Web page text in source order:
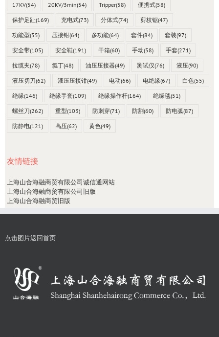
17KV(54) 20KV/3min(54) Tripper(58) 便携式(58)
保护足趾(169) 充电式(73) 分体式(74) 剪枝锯(47)
功能型(55) 压接钳(64) 多功能(64) 套件(84) 套装(97)
安全带(105) 安全鞋(191) 干箱(60) 手动(58) 手套(271)
拉缆夹(78) 氯丁(48) 油压压接器(49) 测试仪(76) 液压(90)
液压切刀(62) 液压压接钳(49) 电动(66) 电绝缘(67) 白色(55)
绝缘(146) 绝缘手套(109) 绝缘操作杆(164) 绝缘毯(51)
螺丝刀(262) 重型(103) 防刺穿(71) 防割(60) 防电弧(87)
防静电(121) 高压(62) 黄色(49)
友情链接
上海山合海融商贸有限公司诚信通网站
上海山合海融商贸有限公司旧版
上海山合海融商贸旧版
点击图片返回首页